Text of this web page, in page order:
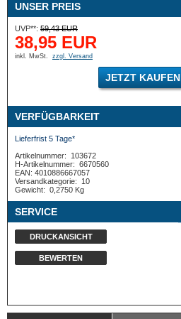
UNSER PREIS
UVP**: 59,43 EUR
38,95 EUR
inkl. MwSt. zzgl. Versand
JETZT KAUFEN
VERFÜGBARKEIT
Lieferfrist 5 Tage*
Artikelnummer:
103672
H-Artikelnummer: 6670560
EAN: 4010886667057
Versandkategorie:
10
Gewicht: 0,2750 Kg
SERVICE
DRUCKANSICHT
BEWERTEN